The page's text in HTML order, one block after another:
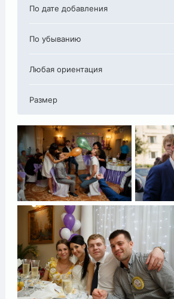
По дате добавления
По убыванию
Любая ориентация
Размер